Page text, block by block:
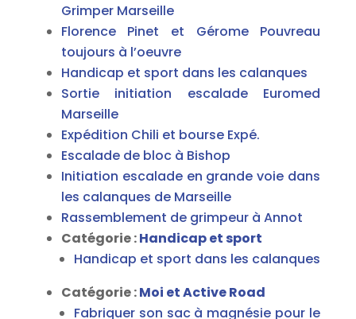
Grimper Marseille
Florence Pinet et Gérome Pouvreau
toujours à l’oeuvre
Handicap et sport dans les calanques
Sortie initiation escalade Euromed
Marseille
Expédition Chili et bourse Expé.
Escalade de bloc à Bishop
Initiation escalade en grande voie dans
les calanques de Marseille
Rassemblement de grimpeur à Annot
Catégorie :Handicap et sport
Handicap et sport dans les calanques
Catégorie :Moi et Active Road
Fabriquer son sac à magnésie pour le